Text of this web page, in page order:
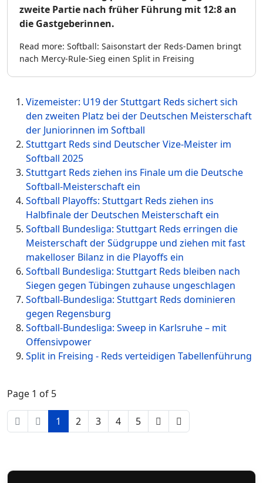
zweite Partie nach früher Führung mit 12:8 an
die Gastgeberinnen.
Read more: Softball: Saisonstart der Reds-Damen bringt
nach Mercy-Rule-Sieg einen Split in Freising
Vizemeister: U19 der Stuttgart Reds sichert sich
den zweiten Platz bei der Deutschen Meisterschaft
der Juniorinnen im Softball
Stuttgart Reds sind Deutscher Vize-Meister im
Softball 2025
Stuttgart Reds ziehen ins Finale um die Deutsche
Softball-Meisterschaft ein
Softball Playoffs: Stuttgart Reds ziehen ins
Halbfinale der Deutschen Meisterschaft ein
Softball Bundesliga: Stuttgart Reds erringen die
Meisterschaft der Südgruppe und ziehen mit fast
makelloser Bilanz in die Playoffs ein
Softball Bundesliga: Stuttgart Reds bleiben nach
Siegen gegen Tübingen zuhause ungeschlagen
Softball-Bundesliga: Stuttgart Reds dominieren
gegen Regensburg
Softball-Bundesliga: Sweep in Karlsruhe – mit
Offensivpower
Split in Freising - Reds verteidigen Tabellenführung
Page 1 of 5
1 2 3 4 5